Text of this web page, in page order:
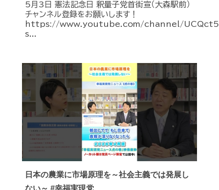
5月3日 憲法記念日 釈量子党首街宣（大森駅前）
チャンネル登録をお願いします！
https://www.youtube.com/channel/
s...
日本の農業に市場原理を～社会主義では発展し